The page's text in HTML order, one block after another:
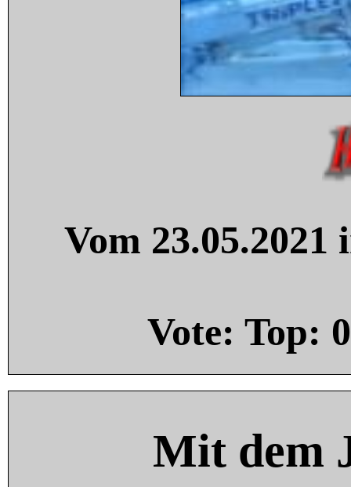
Vom
Vote: Top: 0
Mit dem